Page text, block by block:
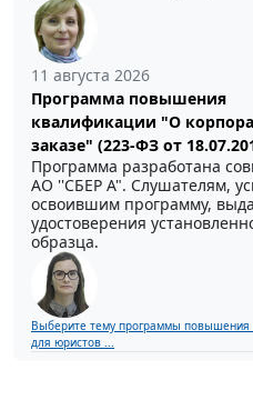
11 августа 2026
Программа повышения
квалификации "О
заказе" (223-ФЗ от
Программа разработана
АО ''СБЕР А". Слушателям,
освоившим программу,
удостоверения
образца.
Выберите тему программы повышения
для юристов ...